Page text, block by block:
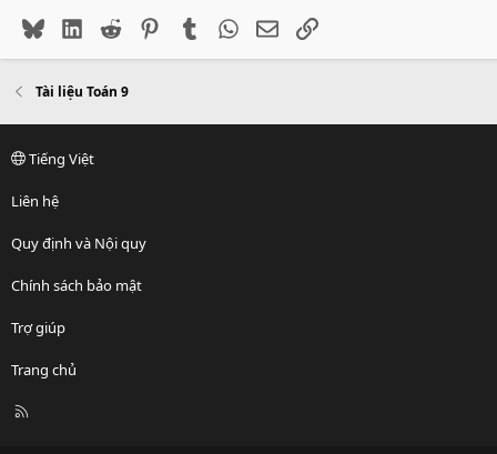
BlueskyLinkedIn
Reddit PinterestTumblr WhatsApp
EmailLink
Tài liệu Toán 9
Tiếng Việt
Liên hệ
Quy định và Nội quy
Chính sách bảo mật
Trợ giúp
Trang chủ
R